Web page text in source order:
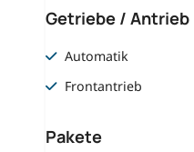
Getriebe / Antrieb
Automatik
Frontantrieb
Pakete